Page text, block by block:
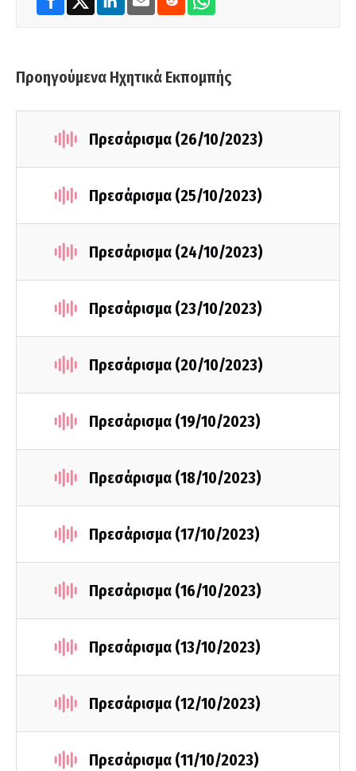
Προηγούμενα Ηχητικά Εκπομπής
Πρεσάρισμα (26/10/2023)
Πρεσάρισμα (25/10/2023)
Πρεσάρισμα (24/10/2023)
Πρεσάρισμα (23/10/2023)
Πρεσάρισμα (20/10/2023)
Πρεσάρισμα (19/10/2023)
Πρεσάρισμα (18/10/2023)
Πρεσάρισμα (17/10/2023)
Πρεσάρισμα (16/10/2023)
Πρεσάρισμα (13/10/2023)
Πρεσάρισμα (12/10/2023)
Πρεσάρισμα (11/10/2023)